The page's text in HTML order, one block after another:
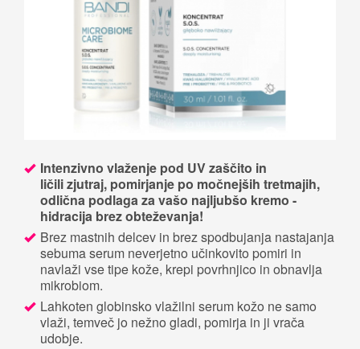
Intenzivno vlaženje pod UV zaščito in
ličili zjutraj, pomirjanje po močnejših tretmajih,
odlična podlaga za vašo najljubšo kremo -
hidracija brez obteževanja!
Brez mastnih delcev in brez spodbujanja nastajanja
sebuma serum neverjetno učinkovito pomiri in
navlaži vse tipe kože, krepi povrhnjico in obnavlja
mikrobiom.
Lahkoten globinsko vlažilni serum kožo ne samo
vlaži, temveč jo nežno gladi, pomirja in ji vrača
udobje.